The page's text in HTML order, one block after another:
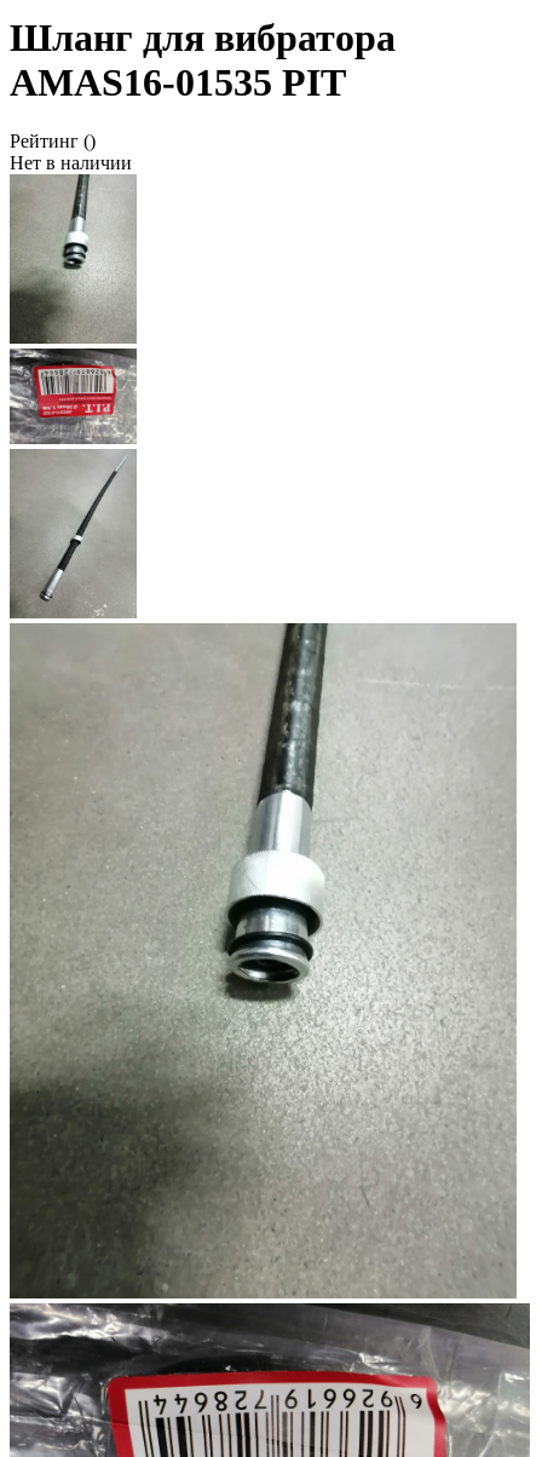
Шланг для вибратора
AMAS16-01535 PIT
Рейтинг ()
Нет в наличии